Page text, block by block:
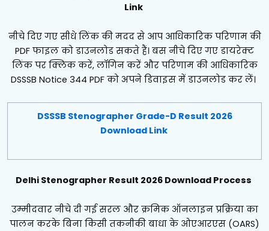
Link
नीचे दिए गए सीधे लिंक की मदद से आप आधिकारिक परिणाम की
PDF फाइल को डाउनलोड सकते हैं। बस नीचे दिए गए डायरेक्ट
लिंक पर क्लिक करें, लॉगिन करें और परिणाम की आधिकारिक
DSSSB Notice 344 PDF को अपने डिवाइस में डाउनलोड कर लें।
DSSSB Stenographer Grade-D Result 2026
Download Link
Delhi Stenographer Result 2026 Download Process
उम्मीदवार नीचे दी गई सरल और क्रमिक ऑनलाइन प्रक्रिया का
पालन करके बिना किसी तकनीकी बाधा के ओएआरएस (OARS)